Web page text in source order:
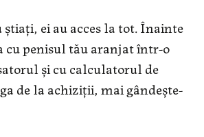
știați, ei au acces la tot. Înainte
cu penisul tău aranjat într-o
și cu calculatorul de
de la achiziții, mai gândește-